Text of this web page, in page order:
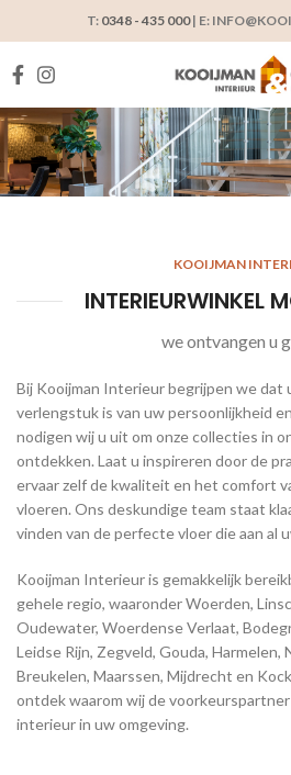
T: 0348 - 435 000| E:
KOOIJMAN
INTERIEURWINKEL
we ontvangen u
Bij Kooijman Interieur begrijpen we dat
verlengstuk is van uw persoonlijkheid
nodigen wij u uit om onze collecties in
ontdekken. Laat u inspireren door de
ervaar zelf de kwaliteit en het comfort
vloeren. Ons deskundige team staat
vinden van de perfecte vloer die aan al
Kooijman Interieur is gemakkelijk
gehele regio, waaronder Woerden,
Oudewater, Woerdense Verlaat,
Leidse Rijn, Zegveld, Gouda, Harmelen,
Breukelen, Maarssen, Mijdrecht en
ontdek waarom wij de
interieur in uw omgeving.